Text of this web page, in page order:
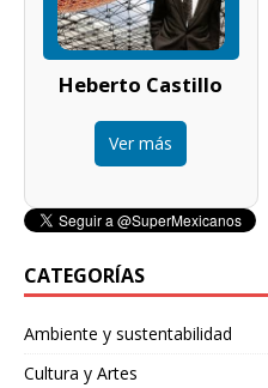
Heberto Castillo
Ver más
CATEGORÍAS
Ambiente y sustentabilidad
Cultura y Artes